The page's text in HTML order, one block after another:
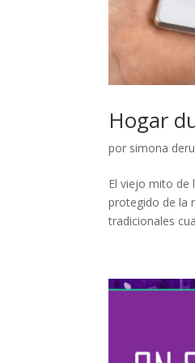
Hogar
por simona
El viejo mito de
protegido de la
tradicionales